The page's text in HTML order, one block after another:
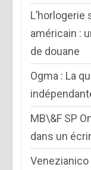
L’horlogerie
américain :
de douane
Ogma : La
MB\&F SP
dans un
Venezianico